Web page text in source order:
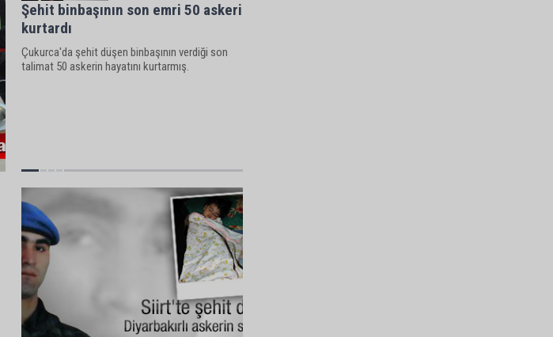
Şehit binbaşının son emri 50 askeri
kurtardı
Çukurca'da şehit düşen binbaşının verdiği son
talimat 50 askerin hayatını kurtarmış.